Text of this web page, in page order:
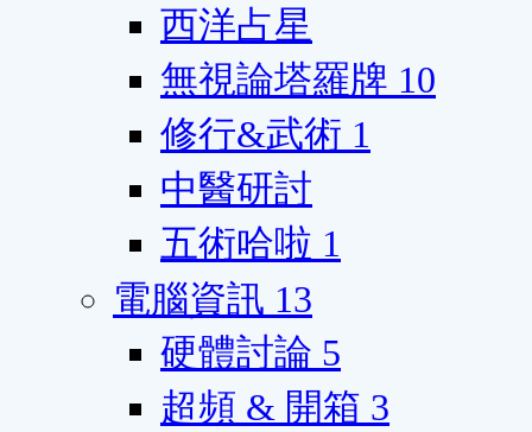
西洋占星
無視論塔羅牌 10
修行&武術 1
中醫研討
五術哈啦 1
電腦資訊 13
硬體討論 5
超頻 & 開箱 3